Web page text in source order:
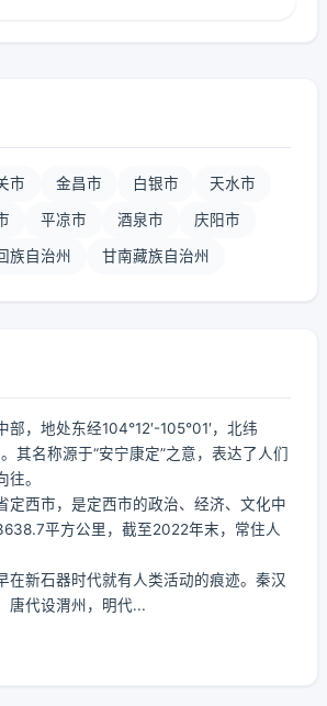
市 金昌市 白银市 天水市
平凉市 酒泉市 庆阳市
族自治州 甘南藏族自治州
，地处东经104°12′-105°01′，北纬
其名称源于“安宁康定”之意，表达了人们
。
定西市，是定西市的政治、经济、文化中
平方公里，截至2022年末，常住人
在新石器时代就有人类活动的痕迹。秦汉
唐代设渭州，明代...